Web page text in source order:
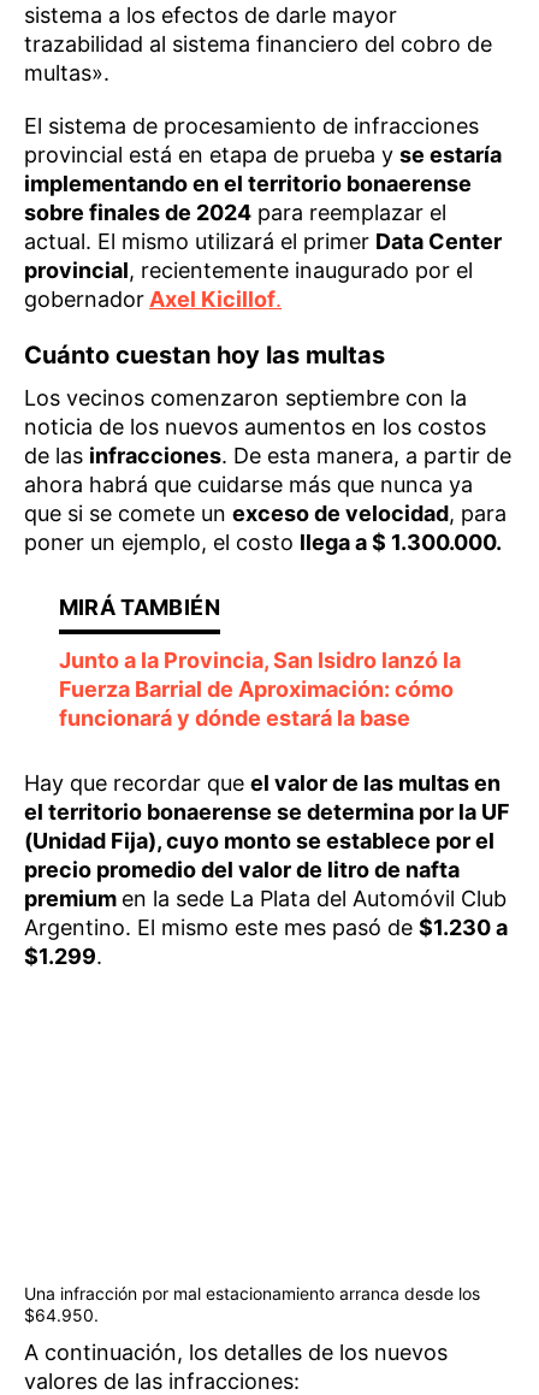
sistema a los efectos de darle mayor
trazabilidad al sistema financiero del cobro de
multas».
El sistema de procesamiento de infracciones
provincial está en etapa de prueba y se estaría
implementando en el territorio bonaerense
sobre finales de 2024 para reemplazar el
actual. El mismo utilizará el primer Data Center
provincial, recientemente inaugurado por el
gobernador Axel Kicillof.
Cuánto cuestan hoy las multas
Los vecinos comenzaron septiembre con la
noticia de los nuevos aumentos en los costos
de las infracciones. De esta manera, a partir de
ahora habrá que cuidarse más que nunca ya
que si se comete un exceso de velocidad, para
poner un ejemplo, el costo llega a $ 1.300.000.
Junto a la Provincia, San Isidro lanzó la
Fuerza Barrial de Aproximación: cómo
funcionará y dónde estará la base
Hay que recordar que el valor de las multas en
el territorio bonaerense se determina por la UF
(Unidad Fija), cuyo monto se establece por el
precio promedio del valor de litro de nafta
premium en la sede La Plata del Automóvil Club
Argentino. El mismo este mes pasó de $1.230 a
$1.299.
Una infracción por mal estacionamiento arranca desde los
$64.950.
A continuación, los detalles de los nuevos
valores de las infracciones: